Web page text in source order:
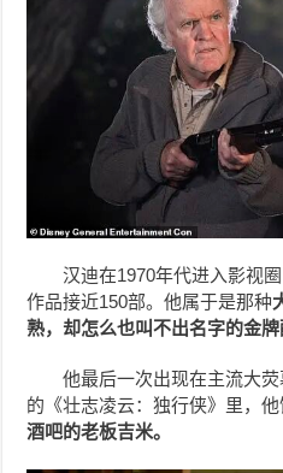
汉迪在1970年代进入影视
作品接近150部。他属于是那种
熟，却怎么也叫不出名字的金牌
他最后一次出现在主流大
的《壮志凌云：独行侠》里，
酒吧的老板吉米。